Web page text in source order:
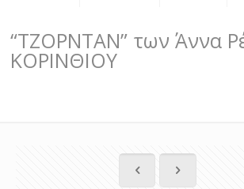
“ΤΖΟΡΝΤΑΝ” των Άννα
ΚΟΡΙΝΘΙΟΥ